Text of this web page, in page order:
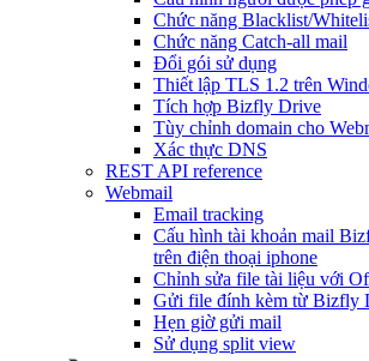
Chức năng Blacklist/
Chức năng Catch-all mail
Đổi gói sử dụng
Thiết lập TLS 1.2 trên
Tích hợp Bizfly Drive
Tùy chỉnh domain cho
Xác thực DNS
REST API reference
Webmail
Email tracking
Cấu hình tài khoản mail
trên điện thoại iphone
Chỉnh sửa file tài liệu với
Gửi file đính kèm từ Bizfly
Hẹn giờ gửi mail
Sử dụng split view